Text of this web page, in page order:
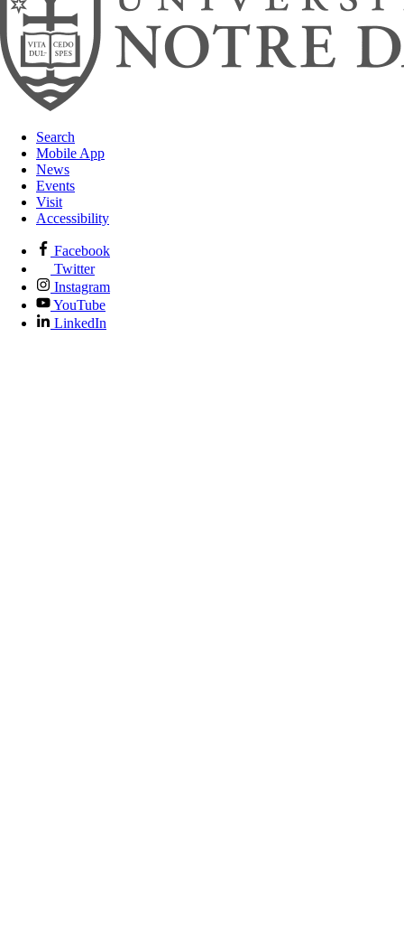
Search
Mobile App
News
Events
Visit
Accessibility
Facebook
Twitter
Instagram
YouTube
LinkedIn